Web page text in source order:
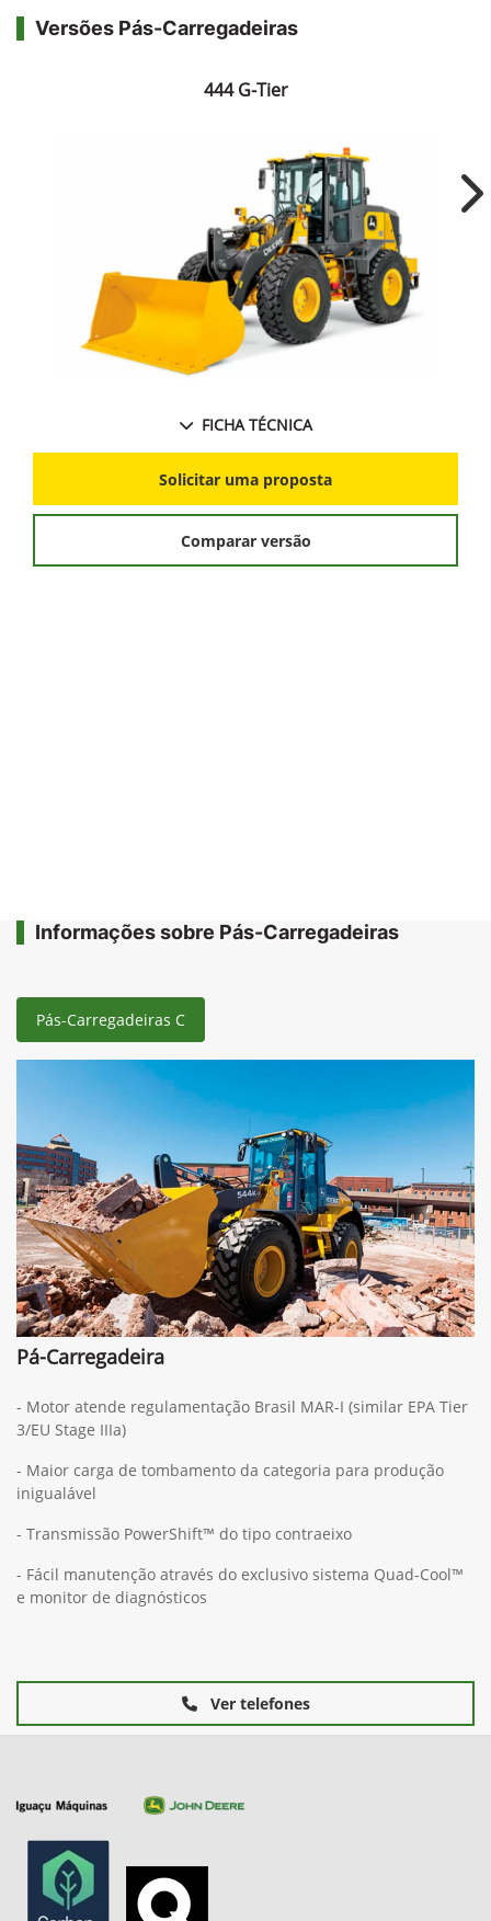
Versões Pás-Carregadeiras
444 G-Tier
FICHA TÉCNICA
Solicitar uma proposta
Comparar versão
Informações sobre Pás-Carregadeiras
Pás-Carregadeiras C
Pá-Carregadeira
- Motor atende regulamentação Brasil MAR-I (similar EPA Tier
3/EU Stage IIIa)
- Maior carga de tombamento da categoria para produção
inigualável
- Transmissão PowerShift™ do tipo contraeixo
- Fácil manutenção através do exclusivo sistema Quad-Cool™
e monitor de diagnósticos
Ver telefones